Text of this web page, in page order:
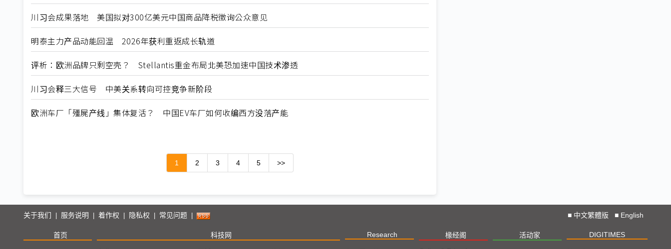
川习会成果落地 美国拟对300亿美元中国商品降税徵询公众意见
明泰主力产品动能回温 2026年获利重返成长轨道
评析：欧洲品牌只剩空壳？ Stellantis重金布局北美恐加速中国技术渗透
川习会释三大信号 中美关系转向可控竞争新阶段
欧洲车厂「殭屍产线」集体复活？ 中国EV车厂如何收编西方没落产能
1 2 3 4 5 >>
关于我们 服务说明 着作权 隐私权 常见问题 ■ 中文繁體版 ■ English
首页 科技网 Research 椽经阁 活动家 DIGITIMES